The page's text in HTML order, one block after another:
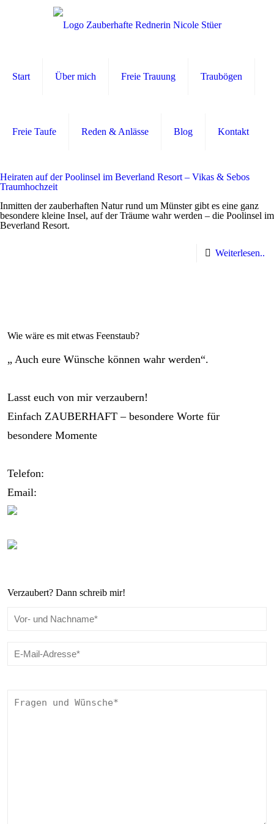
Start Über mich Freie Trauung Traubögen
Freie Taufe Reden & Anlässe Blog Kontakt
Heiraten auf der Poolinsel im Beverland Resort – Vikas & Sebos
Traumhochzeit
Inmitten der zauberhaften Natur rund um Münster gibt es eine ganz
besondere kleine Insel, auf der Träume wahr werden – die Poolinsel im
Beverland Resort.
Weiterlesen..
Wie wäre es mit etwas Feenstaub?
„ Auch eure Wünsche können wahr werden“.
Lasst euch von mir verzaubern!
Einfach ZAUBERHAFT – besondere Worte für
besondere Momente
Telefon:
Email:
Verzaubert? Dann schreib mir!